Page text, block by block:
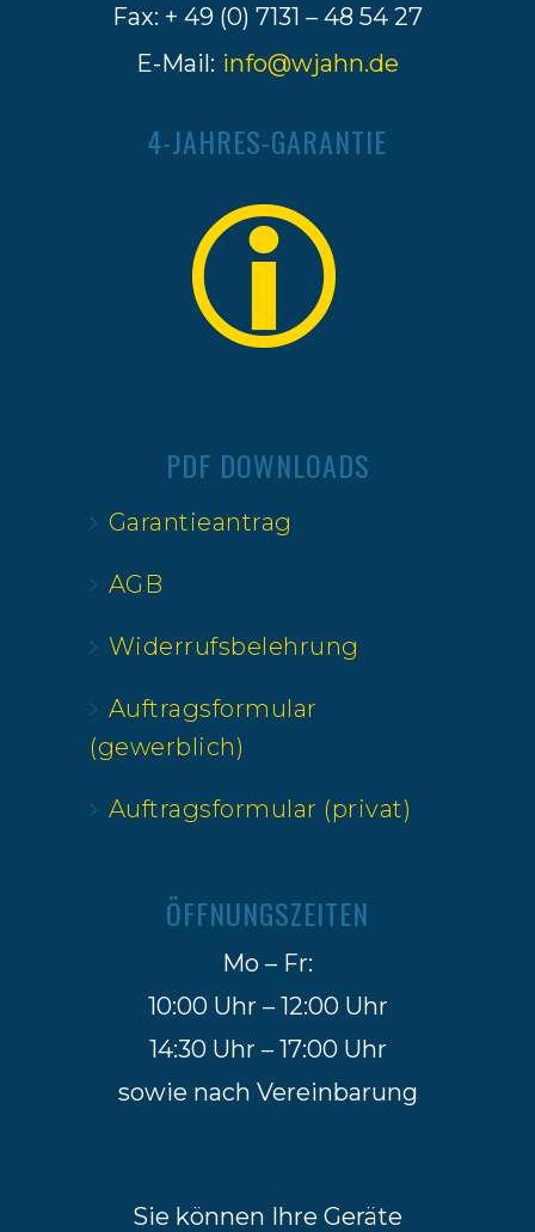
Fax: + 49 (0) 7131 – 48 54 27
E-Mail: info@wjahn.de
4-JAHRES-GARANTIE
PDF DOWNLOADS
Garantieantrag
AGB
Widerrufsbelehrung
Auftragsformular
(gewerblich)
Auftragsformular (privat)
ÖFFNUNGSZEITEN
Mo – Fr:
10:00 Uhr – 12:00 Uhr
14:30 Uhr – 17:00 Uhr
sowie nach Vereinbarung
Sie können Ihre Geräte